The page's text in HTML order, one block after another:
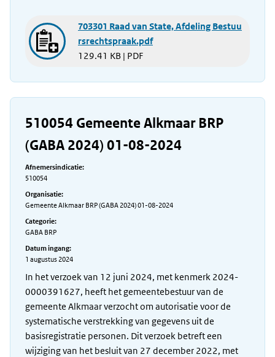
703301 Raad van State, Afdeling Bestuu
rsrechtspraak.pdf
129.41 KB | PDF
510054 Gemeente Alkmaar BRP
(GABA 2024) 01-08-2024
Afnemersindicatie:
510054
Organisatie:
Gemeente Alkmaar BRP (GABA 2024) 01-08-2024
Categorie:
GABA BRP
Datum ingang:
1 augustus 2024
In het verzoek van 12 juni 2024, met kenmerk 2024-
0000391627, heeft het gemeentebestuur van de
gemeente Alkmaar verzocht om autorisatie voor de
systematische verstrekking van gegevens uit de
basisregistratie personen. Dit verzoek betreft een
wijziging van het besluit van 27 december 2022, met